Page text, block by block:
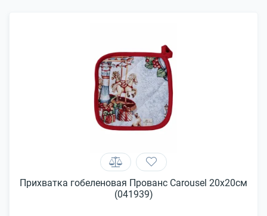
Прихватка гобеленовая Прованс Carousel 20х20см
(041939)